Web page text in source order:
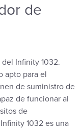
de
Infinity 1032.
apto para el
de suministro de
de funcionar al
de
1032 es una